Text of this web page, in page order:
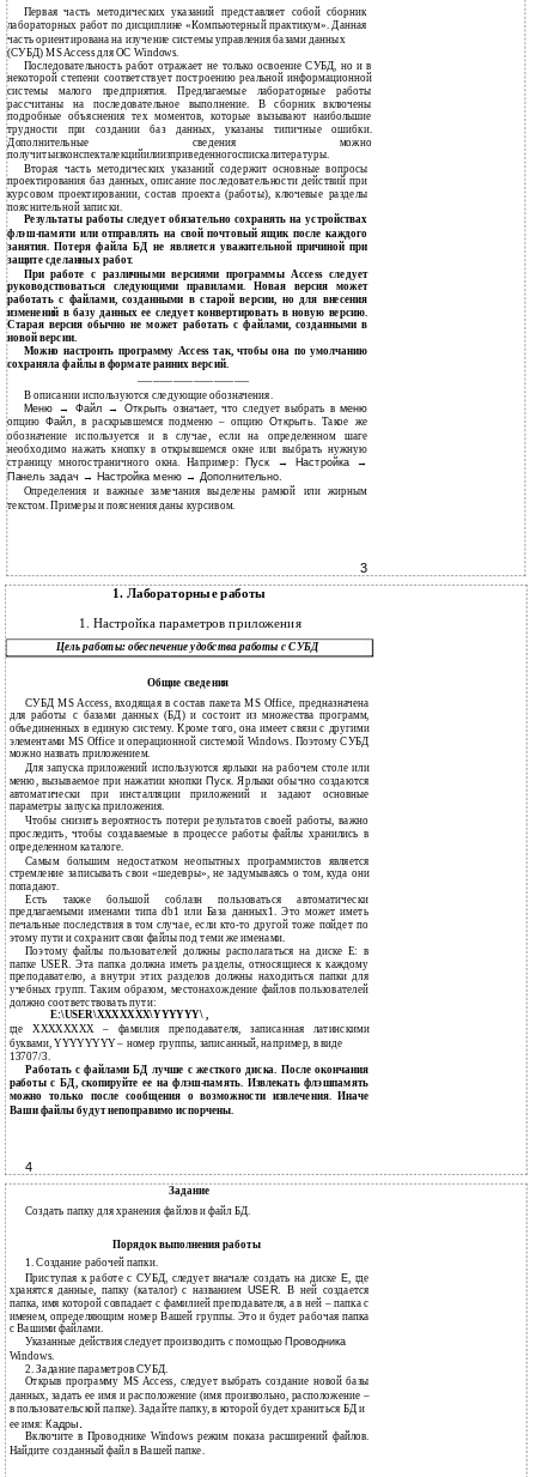
Первая часть методических указаний представляет собой сборник
лабораторных работ по дисциплине «Компьютерный практикум». Данная
часть ориентирована на изучение системы управления базами данных
(СУБД) MS Access для ОС Windows.
Последовательность работ отражает не только освоение СУБД, но и в
некоторой степени соответствует построению реальной информационной
системы малого предприятия. Предлагаемые лабораторные работы
рассчитаны на последовательное выполнение. В сборник включены
подробные объяснения тех моментов, которые вызывают наибольшие
трудности при создании баз данных, указаны типичные ошибки.
Дополнительные сведения можно
получитьизконспекталекцийилиизприведенногоспискалитературы.
Вторая часть методических указаний содержит основные вопросы
проектирования баз данных, описание последовательности действий при
курсовом проектировании, состав проекта (работы), ключевые разделы
пояснительной записки.
Результаты работы следует обязательно сохранять на устройствах
флэш-памяти или отправлять на свой почтовый ящик после каждого
занятия. Потеря файла БД не является уважительной причиной при
защите сделанных работ.
При работе с различными версиями программы Access следует
руководствоваться следующими правилами. Новая версия может
работать с файлами, созданными в старой версии, но для внесения
изменений в базу данных ее следует конвертировать в новую версию.
Старая версия обычно не может работать с файлами, созданными в
новой версии.
Можно настроить программу Access так, чтобы она по умолчанию
сохраняла файлы в формате ранних версий.
В описании используются следующие обозначения.
Меню → Файл → Открыть означает, что следует выбрать в меню
опциюФайл, в раскрывшемся подменю – опциюОткрыть. Такое же
обозначение используется и в случае, если на определенном шаге
необходимо нажать кнопку в открывшемся окне или выбрать нужную
страницу многостраничного окна. Например:
Пуск → Настройка →
Панель задач → Настройка меню → Дополнительно.
Определения и важные замечания выделены рамкой или жирным
текстом. Примеры и пояснения даны курсивом.
3
1. Лабораторные работы
1. Настройка параметров приложения
Цель работы: обеспечение удобства работы с СУБД
Общие сведения
СУБД MS Access, входящая в состав пакета MS Office, предназначена
для работы с базами данных (БД) и состоит из множества программ,
объединенных в единую систему. Кроме того, она имеет связи с другими
элементами MS Office и операционной системой Windows. Поэтому СУБД
можно назвать приложением.
Для запуска приложений используются ярлыки на рабочем столе или
меню, вызываемое при нажатии кнопки Пуск. Ярлыки обычно создаются
автоматически при инсталляции приложений и задают основные
параметры запуска приложения.
Чтобы снизить вероятность потери результатов своей работы, важно
проследить, чтобы создаваемые в процессе работы файлы хранились в
определенном каталоге.
Самым большим недостатком неопытных программистов является
стремление записывать свои «шедевры», не задумываясь о том, куда они
попадают.
Есть также большой соблазн пользоваться автоматически
предлагаемыми именами типа db1 или База данных1. Это может иметь
печальные последствия в том случае, если кто-то другой тоже пойдет по
этому пути и сохранит свои файлы под теми же именами.
Поэтому файлы пользователей должны располагаться на диске E: в
папке USER. Эта папка должна иметь разделы, относящиеся к каждому
преподавателю, а внутри этих разделов должны находиться папки для
учебных групп. Таким образом, местонахождение файлов пользователей
должно соответствовать пути:
E:\USER\XXXXXXX\YYYYYY\ ,
где XXXXXXXX – фамилия преподавателя, записанная латинскими
буквами, YYYYYYYY – номер группы, записанный, например, в виде
13707/3.
Работать с файлами БД лучше с жесткого диска. После окончания
работы с БД, скопируйте ее на флэш-память. Извлекать флэшпамять
можно только после сообщения о возможности извлечения. Иначе
Ваши файлы будут непоправимо испорчены.
4
Задание
Создать папку для хранения файлов и файл БД.
Порядок выполнения работы
1. Создание рабочей папки.
Приступая к работе с СУБД, следует вначале создать на диске E , где
хранятся данные, папку (каталог) с названием USER.В ней создается
папка, имя которой совпадает с фамилией преподавателя, а в ней – папка с
именем, определяющим номер Вашей группы. Это и будет рабочая папка
с Вашими файлами.
Указанные действия следует производить с помощью Проводника
Windows.
2. Задание параметров СУБД.
Открыв программу MS Access, следует выбрать создание новой базы
данных, задать ее имя и расположение (имя произвольно, расположение –
в пользовательской папке). Задайте папку, в которой будет храниться БД и
ее имя: Кадры
Включите в Проводнике Windows режим показа расширений файлов.
Найдите созданный файл в Вашей папке.